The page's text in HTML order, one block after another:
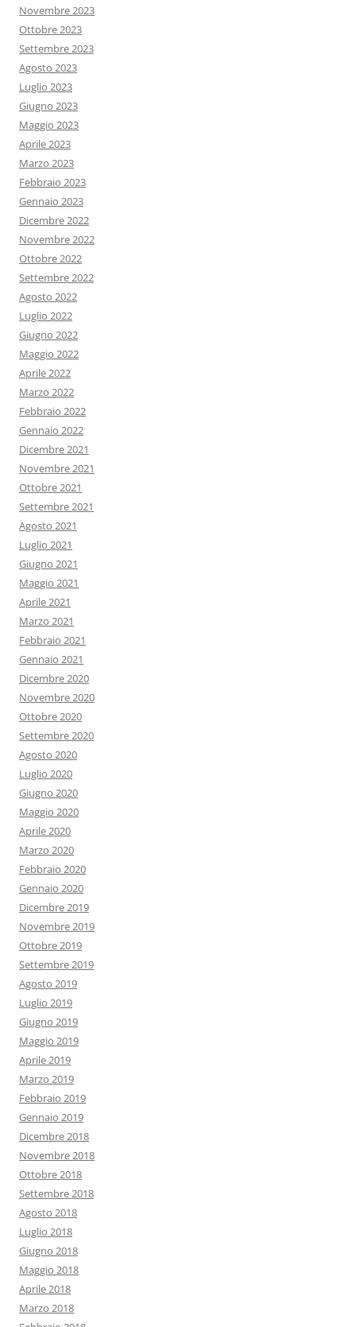
Novembre 2023
Ottobre 2023
Settembre 2023
Agosto 2023
Luglio 2023
Giugno 2023
Maggio 2023
Aprile 2023
Marzo 2023
Febbraio 2023
Gennaio 2023
Dicembre 2022
Novembre 2022
Ottobre 2022
Settembre 2022
Agosto 2022
Luglio 2022
Giugno 2022
Maggio 2022
Aprile 2022
Marzo 2022
Febbraio 2022
Gennaio 2022
Dicembre 2021
Novembre 2021
Ottobre 2021
Settembre 2021
Agosto 2021
Luglio 2021
Giugno 2021
Maggio 2021
Aprile 2021
Marzo 2021
Febbraio 2021
Gennaio 2021
Dicembre 2020
Novembre 2020
Ottobre 2020
Settembre 2020
Agosto 2020
Luglio 2020
Giugno 2020
Maggio 2020
Aprile 2020
Marzo 2020
Febbraio 2020
Gennaio 2020
Dicembre 2019
Novembre 2019
Ottobre 2019
Settembre 2019
Agosto 2019
Luglio 2019
Giugno 2019
Maggio 2019
Aprile 2019
Marzo 2019
Febbraio 2019
Gennaio 2019
Dicembre 2018
Novembre 2018
Ottobre 2018
Settembre 2018
Agosto 2018
Luglio 2018
Giugno 2018
Maggio 2018
Aprile 2018
Marzo 2018